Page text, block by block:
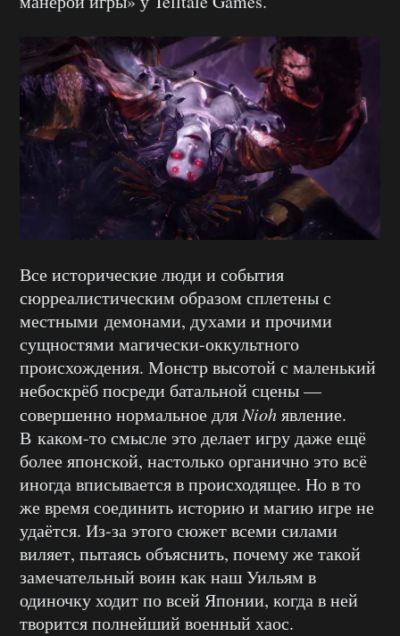
Все исторические люди и события
сюрреалистическим образом сплетены с
местными демонами, духами и прочими
сущностями магически-оккультного
происхождения. Монстр высотой с маленький
небоскрёб посреди батальной сцены —
совершенно нормальное дляNiohявление.
В каком-то смысле это делает игру даже ещё
более японской, настолько органично это всё
иногда вписывается в происходящее. Но в то
же время соединить историю и магию игре не
удаётся. Из-за этого сюжет всеми силами
виляет, пытаясь объяснить, почему же такой
замечательный воин как наш Уильям в
одиночку ходит по всей Японии, когда в ней
творится полнейший военный хаос.